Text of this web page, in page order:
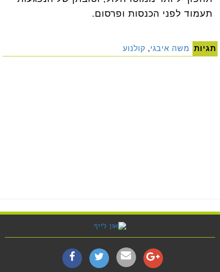
תעמוד לפני הכנסות ופרסום.
תגיות משה איבגי, קולנוע